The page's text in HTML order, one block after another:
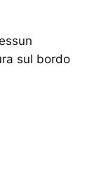
sul bordo